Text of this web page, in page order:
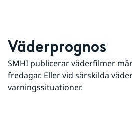
Väderprognos
SMHI publicerar väderfilmer
fredagar. Eller vid särskilda
varningssituationer.